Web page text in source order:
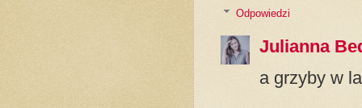
Odpowiedzi
Julianna
a grzyby w